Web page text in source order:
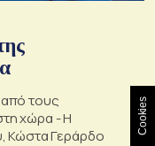
τους
χώρα - Η
Κώστα Γεράρδο
Cookies